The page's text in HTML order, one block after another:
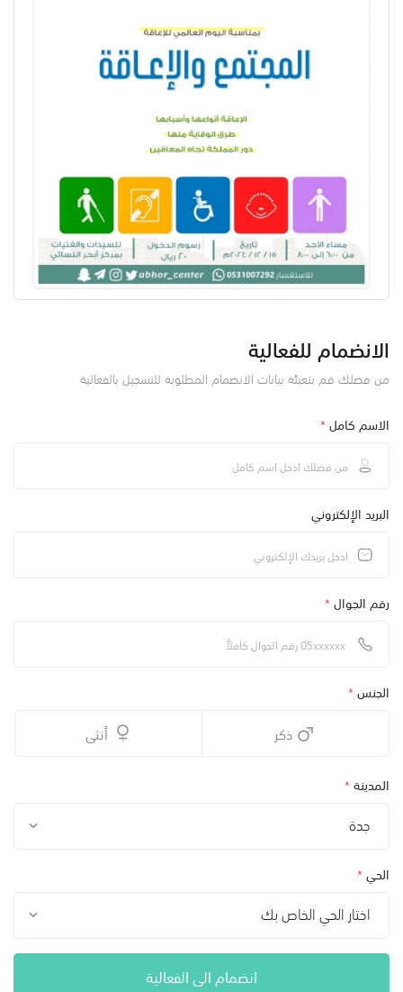
الانضمام للفعالية
من فضلك قم بتعبئة بيانات الانضمام المطلوبة للتسجيل بالفعالية
الاسم كامل*
البريد الإلكتروني
رقم الجوال*
الجنس*
ذكر أنثى
المدينة*
جدة
الحي*
اختار الحي الخاص بك
انضمام الى الفعالية